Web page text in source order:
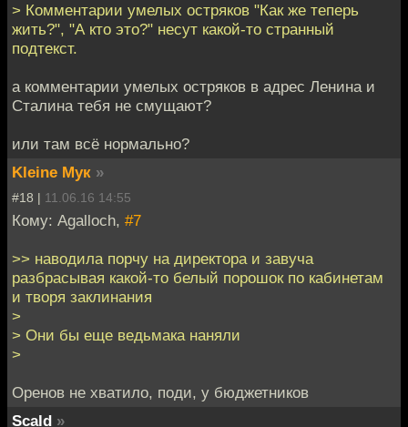
> Комментарии умелых остряков "Как же теперь
жить?", "А кто это?" несут какой-то странный
подтекст.
а комментарии умелых остряков в адрес Ленина и
Сталина тебя не смущают?
или там всё нормально?
Kleine Мук »
#18 | 11.06.16 14:55
Кому: Agalloch, #7
>> наводила порчу на директора и завуча
разбрасывая какой-то белый порошок по кабинетам
и творя заклинания
>
> Они бы еще ведьмака наняли
>
Оренов не хватило, поди, у бюджетников
Scald »